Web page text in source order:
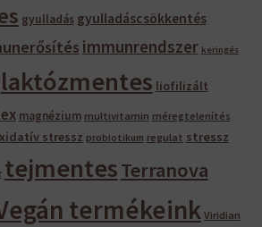
gyulladás gyulladáscsökkentés
immunrendszer keringés
laktózmentes liofilizált
magnézium multivitamin méregtelenítés
stressz probiotikum regulat stressz
tejmentesTerranova
termékeink Viridian